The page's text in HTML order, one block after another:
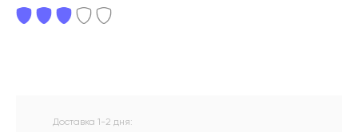
Доставка 1-2 дня: